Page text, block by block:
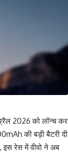
2026 को लॉन्च कर
की बड़ी बैटरी दी
इस रेस में वीवो ने अब